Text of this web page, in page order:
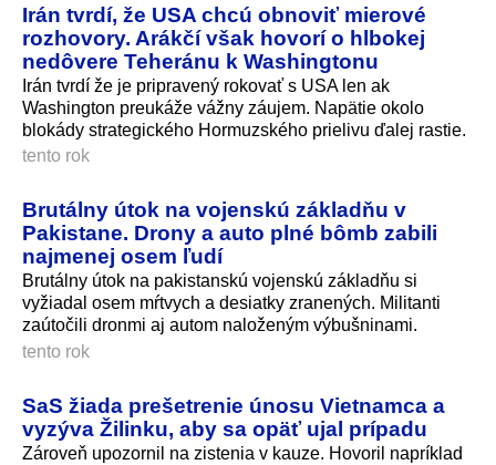
Irán tvrdí, že USA chcú obnoviť mierové
rozhovory. Arákčí však hovorí o hlbokej
nedôvere Teheránu k Washingtonu
Irán tvrdí že je pripravený rokovať s USA len ak
Washington preukáže vážny záujem. Napätie okolo
blokády strategického Hormuzského prielivu ďalej rastie.
tento rok
Brutálny útok na vojenskú základňu v
Pakistane. Drony a auto plné bômb zabili
najmenej osem ľudí
Brutálny útok na pakistanskú vojenskú základňu si
vyžiadal osem mŕtvych a desiatky zranených. Militanti
zaútočili dronmi aj autom naloženým výbušninami.
tento rok
SaS žiada prešetrenie únosu Vietnamca a
vyzýva Žilinku, aby sa opäť ujal prípadu
Zároveň upozornil na zistenia v kauze. Hovoril napríklad